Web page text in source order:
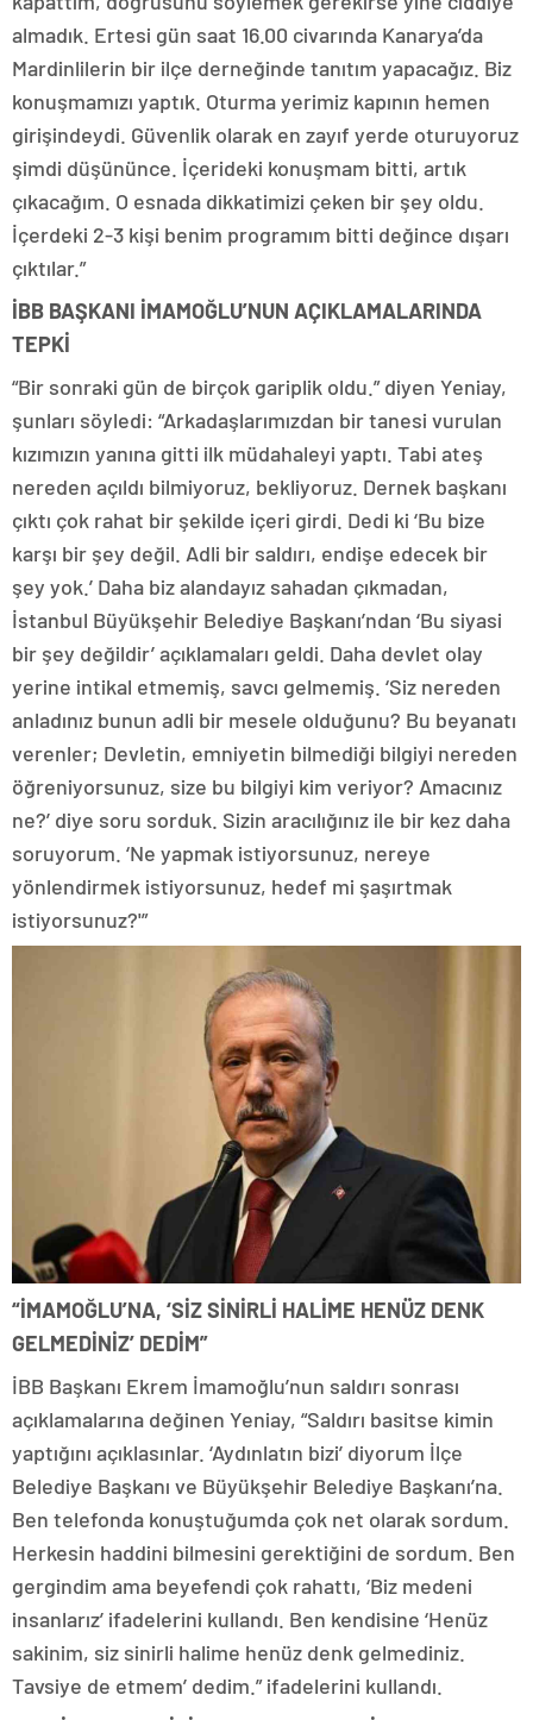
almadık. Ertesi gün saat 16.00 civarında Kanarya’da
Mardinlilerin bir ilçe derneğinde tanıtım yapacağız. Biz
konuşmamızı yaptık. Oturma yerimiz kapının hemen
girişindeydi. Güvenlik olarak en zayıf yerde oturuyoruz
şimdi düşününce. İçerideki konuşmam bitti, artık
çıkacağım. O esnada dikkatimizi çeken bir şey oldu.
İçerdeki 2-3 kişi benim programım bitti değince dışarı
çıktılar.”
İBB BAŞKANI İMAMOĞLU’NUN AÇIKLAMALARINDA
TEPKİ
“Bir sonraki gün de birçok gariplik oldu.” diyen Yeniay,
şunları söyledi: “Arkadaşlarımızdan bir tanesi vurulan
kızımızın yanına gitti ilk müdahaleyi yaptı. Tabi ateş
nereden açıldı bilmiyoruz, bekliyoruz. Dernek başkanı
çıktı çok rahat bir şekilde içeri girdi. Dedi ki ‘Bu bize
karşı bir şey değil. Adli bir saldırı, endişe edecek bir
şey yok.’ Daha biz alandayız sahadan çıkmadan,
İstanbul Büyükşehir Belediye Başkanı’ndan ‘Bu siyasi
bir şey değildir’ açıklamaları geldi. Daha devlet olay
yerine intikal etmemiş, savcı gelmemiş. ‘Siz nereden
anladınız bunun adli bir mesele olduğunu? Bu beyanatı
verenler; Devletin, emniyetin bilmediği bilgiyi nereden
öğreniyorsunuz, size bu bilgiyi kim veriyor? Amacınız
ne?’ diye soru sorduk. Sizin aracılığınız ile bir kez daha
soruyorum. ‘Ne yapmak istiyorsunuz, nereye
yönlendirmek istiyorsunuz, hedef mi şaşırtmak
istiyorsunuz?'”
“İMAMOĞLU’NA, ‘SİZ SİNİRLİ HALİME HENÜZ DENK
GELMEDİNİZ’ DEDİM”
İBB Başkanı Ekrem İmamoğlu’nun saldırı sonrası
açıklamalarına değinen Yeniay, “Saldırı basitse kimin
yaptığını açıklasınlar. ‘Aydınlatın bizi’ diyorum İlçe
Belediye Başkanı ve Büyükşehir Belediye Başkanı’na.
Ben telefonda konuştuğumda çok net olarak sordum.
Herkesin haddini bilmesini gerektiğini de sordum. Ben
gergindim ama beyefendi çok rahattı, ‘Biz medeni
insanlarız’ ifadelerini kullandı. Ben kendisine ‘Henüz
sakinim, siz sinirli halime henüz denk gelmediniz.
Tavsiye de etmem’ dedim.” ifadelerini kullandı.